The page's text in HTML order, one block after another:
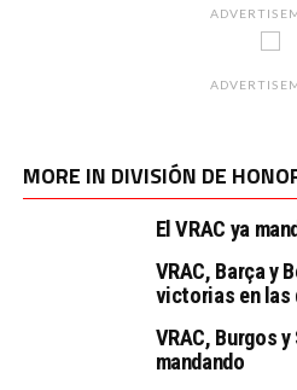
MORE IN DIVISIÓN DE
El VRAC ya
VRAC, Barça y
victorias en las
VRAC, Burgos
mandando